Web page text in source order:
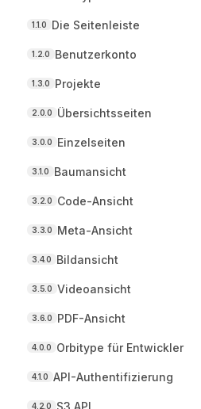
1.1.0 Die Seitenleiste
1.2.0 Benutzerkonto
1.3.0 Projekte
2.0.0 Übersichtsseiten
3.0.0 Einzelseiten
3.1.0 Baumansicht
3.2.0 Code-Ansicht
3.3.0 Meta-Ansicht
3.4.0 Bildansicht
3.5.0 Videoansicht
3.6.0 PDF-Ansicht
4.0.0 Orbitype für Entwickler
4.1.0 API-Authentifizierung
4.2.0 S3 API